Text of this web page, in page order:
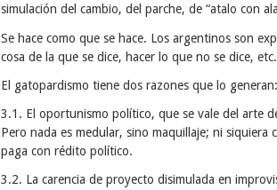
simulación del cambio, del parche, de “atalo con
Se hace como que se hace. Los argentinos son
cosa de la que se dice, hacer lo que no se dice, etc.
El gatopardismo tiene dos razones que lo generan:
3.1. El oportunismo político, que se vale del arte
Pero nada es medular, sino maquillaje; ni siquiera
paga con rédito político.
3.2. La carencia de proyecto disimulada en